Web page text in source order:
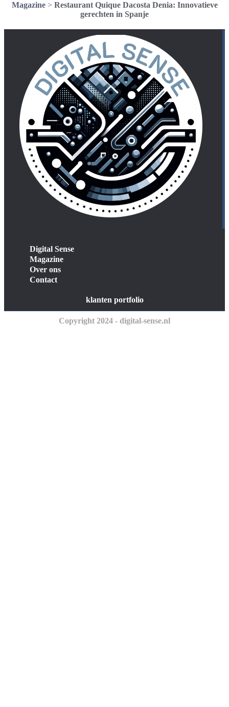
Magazine> Restaurant Quique Dacosta Denia: Innovatieve
gerechten in Spanje
Digital Sense
Magazine
Over ons
Contact
klanten portfolio
Copyright 2024 - digital-sense.nl